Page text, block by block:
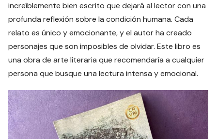
increíblemente bien escrito que dejará al lector con una
profunda reflexión sobre la condición humana. Cada
relato es único y emocionante, y el autor ha creado
personajes que son imposibles de olvidar. Este libro es
una obra de arte literaria que recomendaría a cualquier
persona que busque una lectura intensa y emocional.